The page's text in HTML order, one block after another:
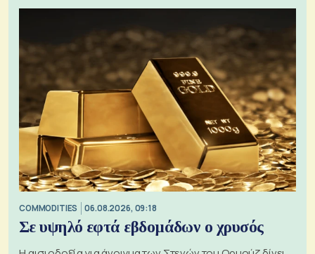
COMMODITIES 06.08.2026, 09:18
Σε υψηλό εφτά εβδομάδων ο χρυσός